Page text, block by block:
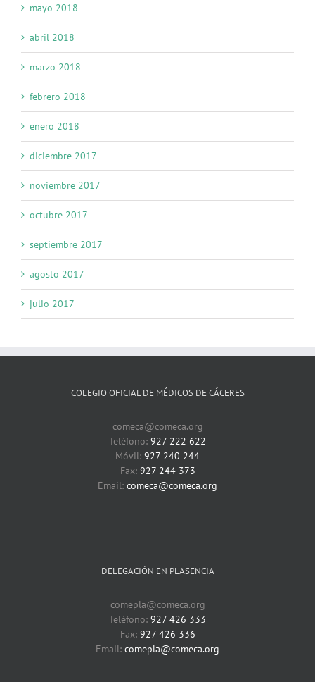
mayo 2018
abril 2018
marzo 2018
febrero 2018
enero 2018
diciembre 2017
noviembre 2017
octubre 2017
septiembre 2017
agosto 2017
julio 2017
COLEGIO OFICIAL DE MÉDICOS DE CÁCERES
comeca@comeca.org
Teléfono: 927 222 622
Móvil: 927 240 244
Fax: 927 244 373
Email: comeca@comeca.org
DELEGACIÓN EN PLASENCIA
comepla@comeca.org
Teléfono: 927 426 333
Fax: 927 426 336
Email: comepla@comeca.org